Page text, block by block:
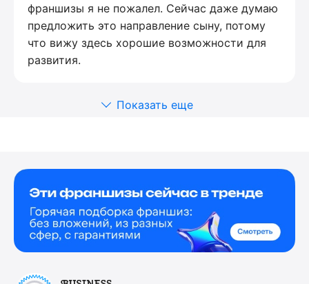
франшизы я не пожалел. Сейчас даже думаю
предложить это направление сыну, потому
что вижу здесь хорошие возможности для
развития.
Показать еще